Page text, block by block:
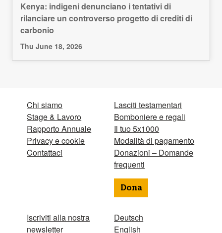
Kenya: indigeni denunciano i tentativi di
rilanciare un controverso progetto di crediti di
carbonio
Thu June 18, 2026
Chi siamo
Stage & Lavoro
Rapporto Annuale
Privacy e cookie
Contattaci
Iscriviti alla nostra
newsletter
Lasciti testamentari
Bomboniere e regali
Il tuo 5x1000
Modalità di pagamento
Donazioni – Domande
frequenti
Dona
Deutsch
English